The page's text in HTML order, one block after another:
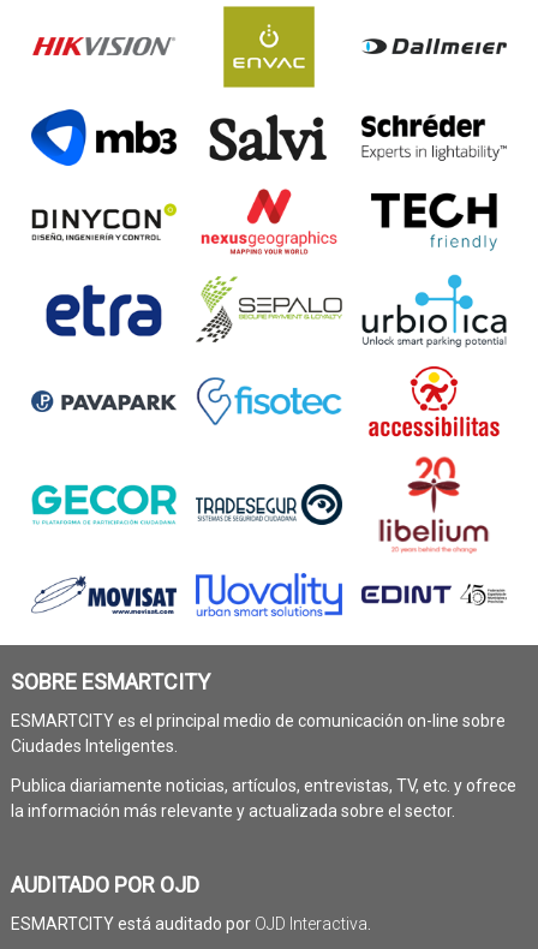
SOBRE ESMARTCITY
ESMARTCITY es el principal medio de comunicación on-line sobre
Ciudades Inteligentes.
Publica diariamente noticias, artículos, entrevistas, TV, etc. y ofrece
la información más relevante y actualizada sobre el sector.
AUDITADO POR OJD
ESMARTCITY está auditado por OJD Interactiva.